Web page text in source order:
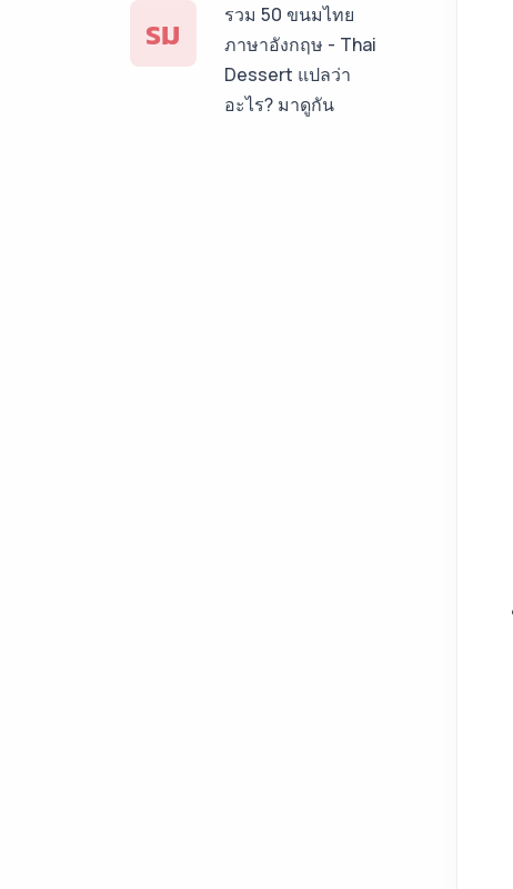
รม
รวม 50 ขนมไทย
ภาษาอังกฤษ - Thai
Dessert แปลว่า
อะไร? มาดูกัน